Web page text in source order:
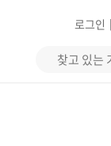
|
로그인